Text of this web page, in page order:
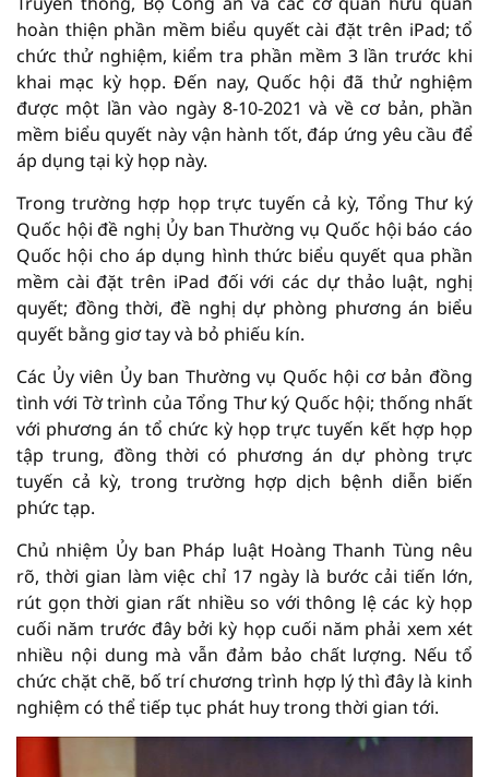
hoàn thiện phần mềm biểu quyết cài đặt trên iPad; tổ
chức thử nghiệm, kiểm tra phần mềm 3 lần trước khi
khai mạc kỳ họp. Đến nay, Quốc hội đã thử nghiệm
được một lần vào ngày 8-10-2021 và về cơ bản, phần
mềm biểu quyết này vận hành tốt, đáp ứng yêu cầu để
áp dụng tại kỳ họp này.
Trong trường hợp họp trực tuyến cả kỳ, Tổng Thư ký
Quốc hội đề nghị Ủy ban Thường vụ Quốc hội báo cáo
Quốc hội cho áp dụng hình thức biểu quyết qua phần
mềm cài đặt trên iPad đối với các dự thảo luật, nghị
quyết; đồng thời, đề nghị dự phòng phương án biểu
quyết bằng giơ tay và bỏ phiếu kín.
Các Ủy viên Ủy ban Thường vụ Quốc hội cơ bản đồng
tình với Tờ trình của Tổng Thư ký Quốc hội; thống nhất
với phương án tổ chức kỳ họp trực tuyến kết hợp họp
tập trung, đồng thời có phương án dự phòng trực
tuyến cả kỳ, trong trường hợp dịch bệnh diễn biến
phức tạp.
Chủ nhiệm Ủy ban Pháp luật Hoàng Thanh Tùng nêu
rõ, thời gian làm việc chỉ 17 ngày là bước cải tiến lớn,
rút gọn thời gian rất nhiều so với thông lệ các kỳ họp
cuối năm trước đây bởi kỳ họp cuối năm phải xem xét
nhiều nội dung mà vẫn đảm bảo chất lượng. Nếu tổ
chức chặt chẽ, bố trí chương trình hợp lý thì đây là kinh
nghiệm có thể tiếp tục phát huy trong thời gian tới.